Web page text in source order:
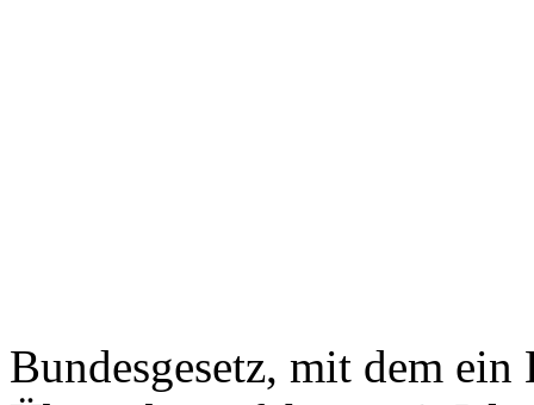
Bundesgesetz, mit dem ein